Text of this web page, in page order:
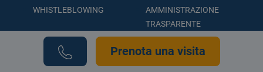
WHISTLEBLOWING
AMMINISTRAZIONE
TRASPARENTE
ACCESSIBILITÀ
COOKIE POLICY
Prenota una visita